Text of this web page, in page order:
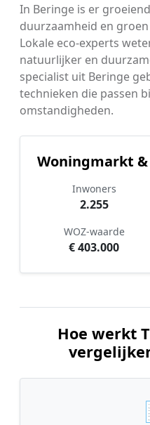
In Beringe is er
duurzaamheid en
Lokale eco-experts
natuurlijker en
specialist uit Beringe
technieken die passen
omstandigheden.
Woningmarkt
Inwoners
2.255
WOZ-waarde
€ 403.000
Hoe werkt